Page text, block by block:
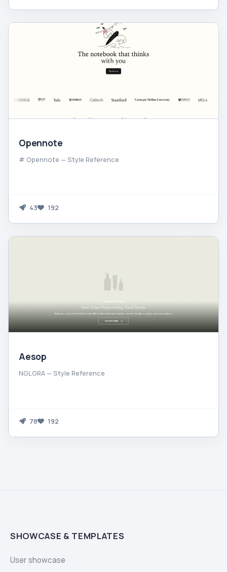
Opennote
# Opennote — Style Reference
43 192
Aesop
NGLORA — Style Reference
78 192
SHOWCASE & TEMPLATES
User showcase